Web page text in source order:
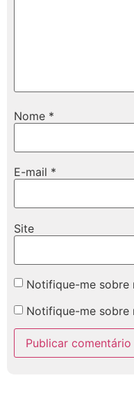
Nome *
E-mail *
Site
Notifique-me sobre
Notifique-me sobre